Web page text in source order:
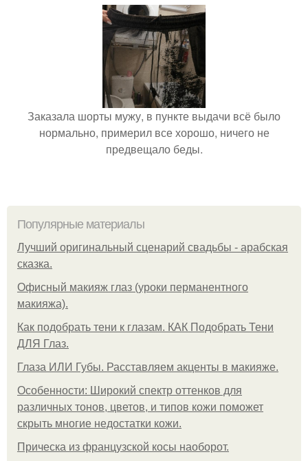
Заказала шорты мужу, в пункте выдачи всё было
нормально, примерил все хорошо, ничего не
предвещало беды.
Популярные материалы
Лучший оригинальный сценарий свадьбы - арабская
сказка.
Офисный макияж глаз (уроки перманентного
макияжа).
Как подобрать тени к глазам. КАК Подобрать Тени
ДЛЯ Глаз.
Глаза ИЛИ Губы. Расставляем акценты в макияже.
Особенности: Широкий спектр оттенков для
различных тонов, цветов, и типов кожи поможет
скрыть многие недостатки кожи.
Прическа из французской косы наоборот.